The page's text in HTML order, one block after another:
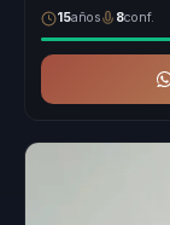
15años 8conf.